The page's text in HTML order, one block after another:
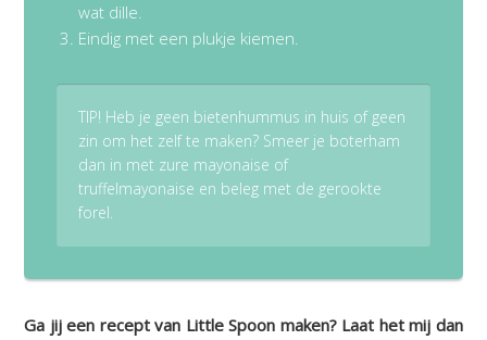
wat dille.
Eindig met een plukje kiemen.
TIP! Heb je geen bietenhummus in huis of geen
zin om het zelf te maken? Smeer je boterham
dan in met zure mayonaise of
truffelmayonaise en beleg met de gerookte
forel.
Ga jij een recept van Little Spoon maken? Laat het mij dan